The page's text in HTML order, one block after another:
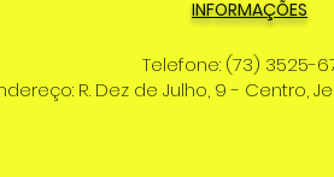
INFORMAÇÕES
Telefone: (73) 3525-
R. Dez de Julho, 9 - Centro,